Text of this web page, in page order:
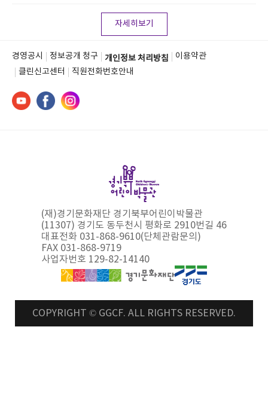
자세히보기
경영공시 정보공개 청구 개인정보 처리방침
이용약관
클린신고센터
직원전화번호안내
(재)경기문화재단 경기북부어린이박물관
(11307) 경기도 동두천시 평화로 2910번길 46
대표전화 031-868-9610(단체관람문의)
FAX 031-868-9719
사업자번호 129-82-14140
COPYRIGHT © GGCF. ALL RIGHTS RESERVED.